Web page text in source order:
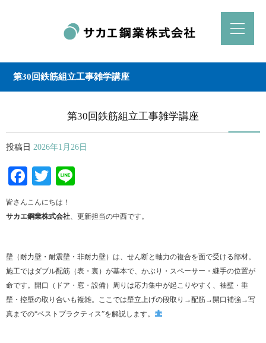
第30回鉄筋組立工事雑学講座
第30回鉄筋組立工事雑学講座
投稿日 2026年1月26日
Facebook
Twitter
皆さんこんにちは！
サカエ鋼業株式会社、更新担当の中西です。
壁（耐力壁・耐震壁・非耐力壁）は、せん断と軸力の複合を面で受ける部材。
施工ではダブル配筋（表・裏）が基本で、かぶり・スペーサー・継手の位置が
命です。開口（ドア・窓・設備）周りは応力集中が起こりやすく、袖壁・垂
壁・控壁の取り合いも複雑。ここでは壁立上げの段取り→配筋→開口補強→写
真までの“ベストプラクティス”を解説します。